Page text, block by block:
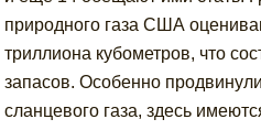
природного газа США
триллиона кубометров, что
запасов. Особенно
сланцевого газа, здесь